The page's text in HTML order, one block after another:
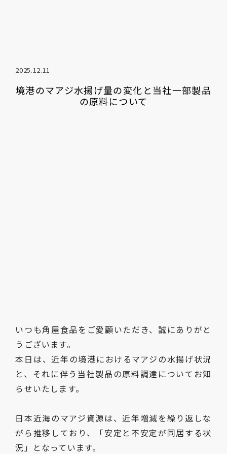
2025.12.11
境港のマアジ水揚げ量の変化と当社一部製品
の原料について
いつも角屋食品をご愛顧いただき、誠にありがと
うございます。
本日は、近年の境港におけるマアジの水揚げ状況
と、それに伴う当社製品の原料調達についてお知
らせいたします。
日本近海のマアジ資源は、近年増減を繰り返しな
がら推移しており、「安定と不安定が同居する状
況」となっています。